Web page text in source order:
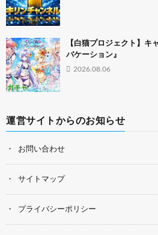
【白猫プロジェクト】キ
バケーション』
2026.08.06
運営サイトからのお知らせ
お問い合わせ
サイトマップ
プライバシーポリシー